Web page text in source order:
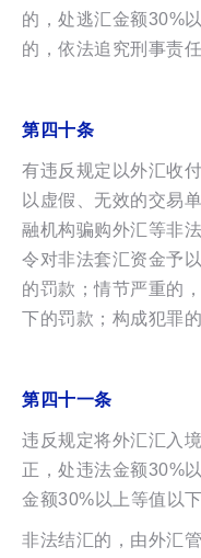
的，处逃汇金额30%
的，依法追究刑事责任
第四十条
有违反规定以外汇收
以虚假、无效的交易
融机构骗购外汇等非
令对非法套汇资金予
的罚款；情节严重的
下的罚款；构成犯罪
第四十一条
违反规定将外汇汇入
正，处违法金额30%
金额30%以上等值以下
非法结汇的，由外汇